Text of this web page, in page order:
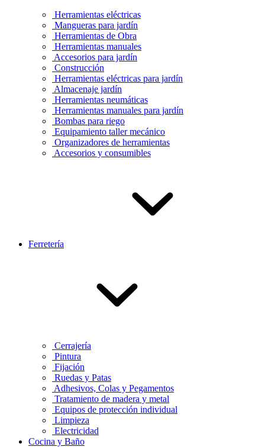
Herramientas eléctricas
Mangueras para jardín
Herramientas de Obra
Herramientas manuales
Accesorios para jardín
Construcción
Herramientas eléctricas para jardín
Almacenaje jardín
Herramientas neumáticas
Herramientas manuales para jardín
Bombas para riego
Equipamiento taller mecánico
Organizadores de herramientas
Accesorios y consumibles
Ferretería
Cerrajería
Pintura
Fijación
Ruedas y Patas
Adhesivos, Colas y Pegamentos
Tratamiento de madera y metal
Equipos de protección individual
Limpieza
Electricidad
Cocina y Baño